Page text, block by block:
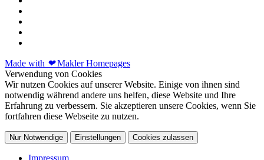
Made with ❤Makler Homepages
Verwendung von Cookies
Wir nutzen Cookies auf unserer Website. Einige von ihnen sind
notwendig während andere uns helfen, diese Website und Ihre
Erfahrung zu verbessern. Sie akzeptieren unsere Cookies, wenn Sie
fortfahren diese Webseite zu nutzen.
Nur Notwendige Einstellungen Cookies zulassen